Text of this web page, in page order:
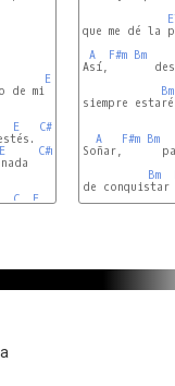
E
mi alma
E C#m
E C#m
C
E
que me dé la
A
F#m Bm
Así,
Bm
siempre
A F#m Bm
Soñar,
Bm
de